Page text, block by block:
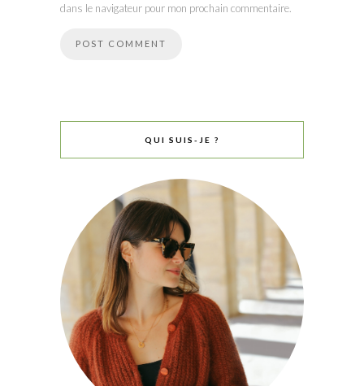
dans le navigateur pour mon prochain commentaire.
QUI SUIS-JE ?